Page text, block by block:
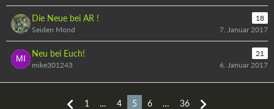
Die Neue bei AR !
18
Seiden Mond
7. Januar 2017
Neu bei Euch!
21
mike301243
6. Januar 2017
1 … 4 5 6 … 36